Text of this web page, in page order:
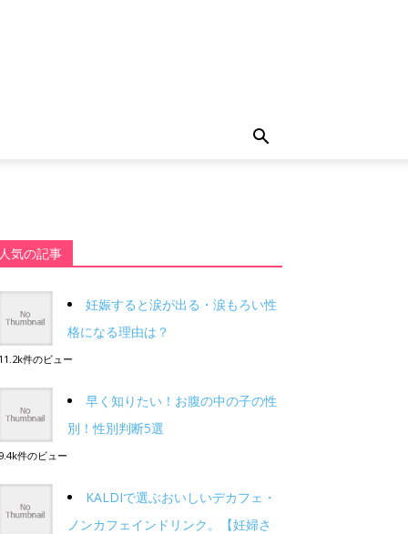
人気の記事
妊娠すると涙が出る・涙もろい性
格になる理由は？
11.2k件のビュー
早く知りたい！お腹の中の子の性
別！性別判断5選
9.4k件のビュー
KALDIで選ぶおいしいデカフェ・
ノンカフェインドリンク。【妊婦さ